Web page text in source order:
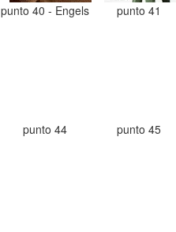
punto 40 - Engels punto 41
punto 44 punto 45